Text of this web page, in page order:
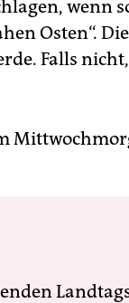
wenn
Osten“.
Falls